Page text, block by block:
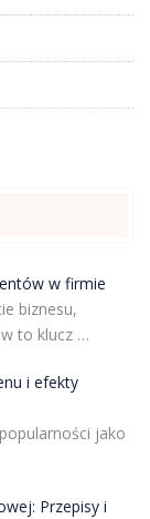
w firmie
biznesu,
to klucz …
i efekty
jako
Przepisy i